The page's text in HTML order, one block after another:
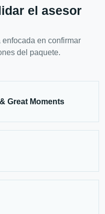
el asesor
en confirmar
del paquete.
Great Moments